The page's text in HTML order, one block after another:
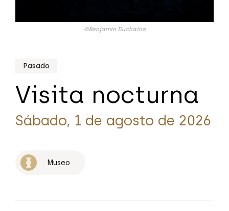
©Benjamin Duchaine
Pasado
Visita nocturna
Sábado, 1 de agosto de 2026
Museo